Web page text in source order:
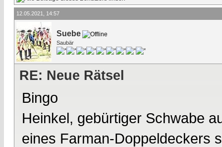
12.05.2021, 14:57
Suebe
Saubär
RE: Neue Rätsel
Bingo
Heinkel, gebürtiger Schwabe
eines Farman-Doppeldeckers